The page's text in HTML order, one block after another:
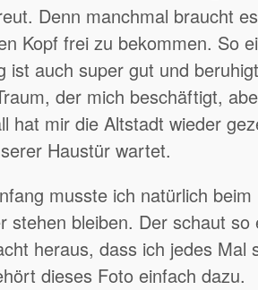
Denn manchmal braucht
Kopf frei zu bekommen. So
ist auch super gut und
der mich beschäftigt,
hat mir die Altstadt wieder
Haustür wartet.
musste ich natürlich
stehen bleiben. Der schaut so
heraus, dass ich jedes Mal
dieses Foto einfach dazu.